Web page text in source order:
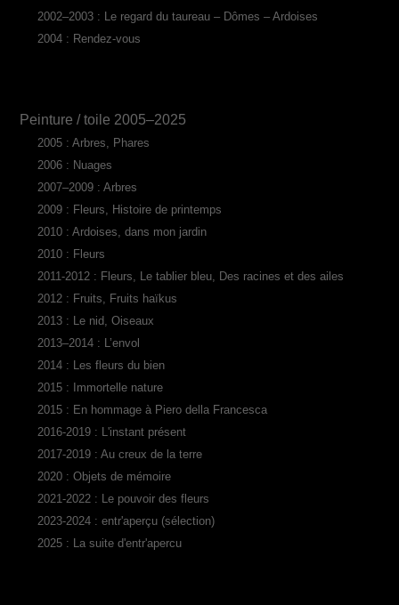
2002–2003 : Le regard du taureau – Dômes – Ardoises
2004 : Rendez-vous
Peinture / toile 2005–2025
2005 : Arbres, Phares
2006 : Nuages
2007–2009 : Arbres
2009 : Fleurs, Histoire de printemps
2010 : Ardoises, dans mon jardin
2010 : Fleurs
2011-2012 : Fleurs, Le tablier bleu, Des racines et des ailes
2012 : Fruits, Fruits haïkus
2013 : Le nid, Oiseaux
2013–2014 : L’envol
2014 : Les fleurs du bien
2015 : Immortelle nature
2015 : En hommage à Piero della Francesca
2016-2019 : L'instant présent
2017-2019 : Au creux de la terre
2020 : Objets de mémoire
2021-2022 : Le pouvoir des fleurs
2023-2024 : entr'aperçu (sélection)
2025 : La suite d'entr'apercu